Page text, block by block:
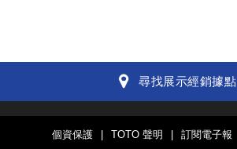
尋找展示經銷據點
聯絡我們
個資保護 TOTO 聲明 訂閱電子報